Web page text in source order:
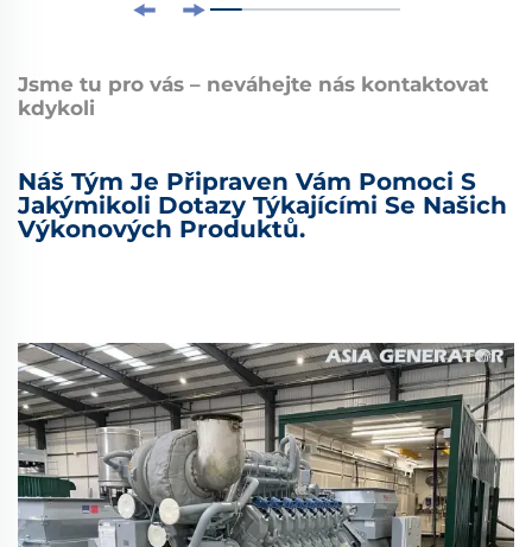
Jsme tu pro vás – neváhejte nás kontaktovat
kdykoli
Náš Tým Je Připraven Vám Pomoci S
Jakýmikoli Dotazy Týkajícími Se Našich
Výkonových Produktů.